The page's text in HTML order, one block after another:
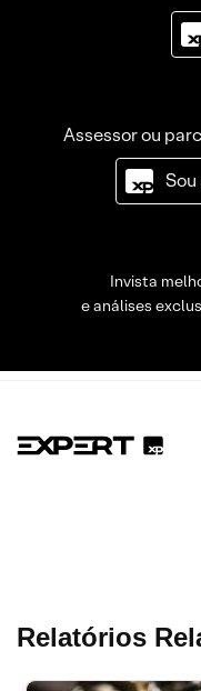
Assessor ou
Invista
e análises
Relatórios